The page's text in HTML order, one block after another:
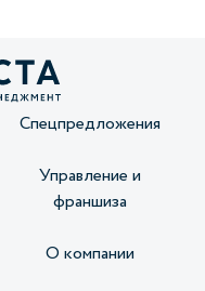
Спецпредложения
Управление и
франшиза
О компании